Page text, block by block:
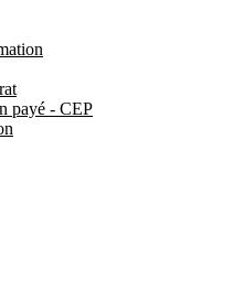
payé - CEP